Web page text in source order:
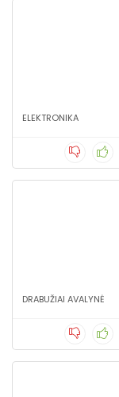
ELEKTRONIKA
DRABUŽIAI AVALYNĖ